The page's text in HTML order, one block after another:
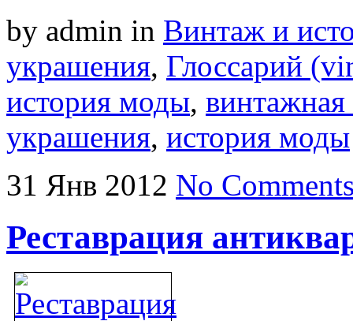
by admin in Винтаж и
украшения, Глоссарий
история моды,
украшения, история моды
31 Янв 2012 No
Реставрация